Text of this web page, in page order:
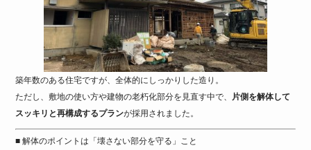
築年数のある住宅ですが、全体的にしっかりした造り。
ただし、敷地の使い方や建物の老朽化部分を見直す中で、
片側を解体して
スッキリと再構成するプランが採用されました。
■ 解体のポイントは「壊さない部分を守る」こと